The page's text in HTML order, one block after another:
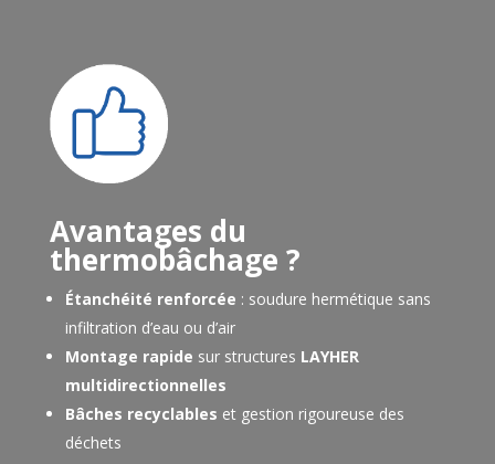
Avantages du
thermobâchage ?
Étanchéité renforcée : soudure hermétique sans
infiltration d’eau ou d’air
Montage rapide sur structures LAYHER
multidirectionnelles
Bâches recyclables et gestion rigoureuse des
déchets